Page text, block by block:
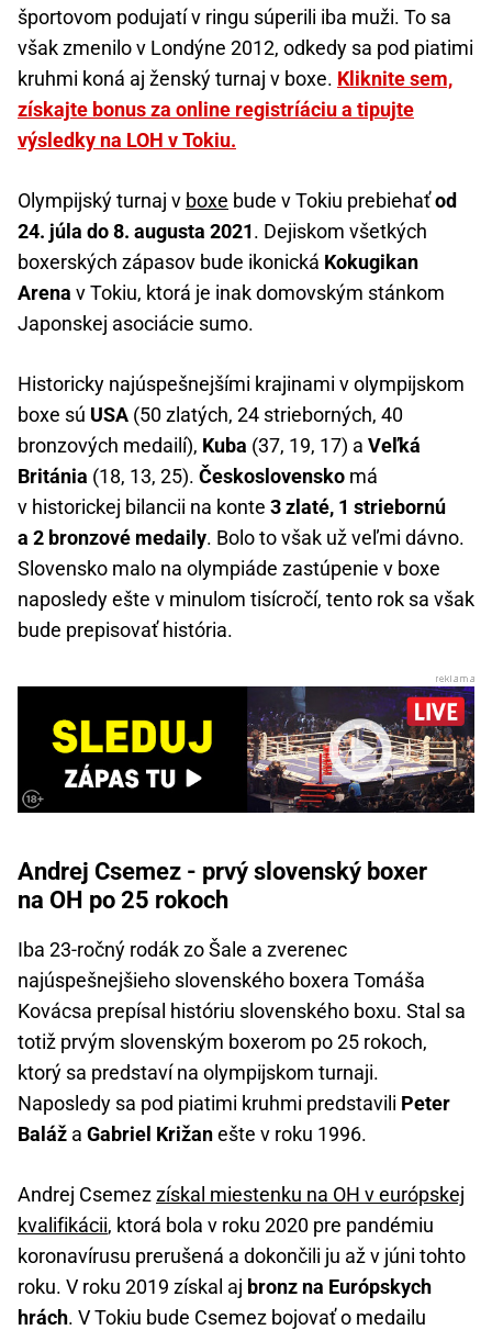
športovom podujatí v ringu súperili iba muži. To sa
však zmenilo v Londýne 2012, odkedy sa pod piatimi
kruhmi koná aj ženský turnaj v boxe. Kliknite sem,
získajte bonus za online registríáciu a tipujte
výsledky na LOH v Tokiu.
Olympijský turnaj v boxe bude v Tokiu prebiehaťod
24. júla do 8. augusta 2021. Dejiskom všetkých
boxerských zápasov bude ikonická Kokugikan
Arena v Tokiu, ktorá je inak domovským stánkom
Japonskej asociácie sumo.
Historicky najúspešnejšími krajinami v olympijskom
boxe sú USA (50 zlatých, 24 strieborných, 40
bronzových medailí), Kuba (37, 19, 17) a Veľká
Británia (18, 13, 25). Československo má
v historickej bilancii na konte 3 zlaté, 1 striebornú
a 2 bronzové medaily. Bolo to však už veľmi dávno.
Slovensko malo na olympiáde zastúpenie v boxe
naposledy ešte v minulom tisícročí, tento rok sa však
bude prepisovať história.
Andrej Csemez - prvý slovenský boxer
na OH po 25 rokoch
Iba 23-ročný rodák zo Šale a zverenec
najúspešnejšieho slovenského boxera Tomáša
Kovácsa prepísal históriu slovenského boxu. Stal sa
totiž prvým slovenským boxerom po 25 rokoch,
ktorý sa predstaví na olympijskom turnaji.
Naposledy sa pod piatimi kruhmi predstavili Peter
Baláž a Gabriel Križanešte v roku 1996.
Andrej Csemezzískal miestenku na OH v európskej
kvalifikácii, ktorá bola v roku 2020 pre pandémiu
koronavírusu prerušená a dokončili ju až v júni tohto
roku. V roku 2019 získal aj bronz na Európskych
hrách. V Tokiu bude Csemez bojovať o medailu